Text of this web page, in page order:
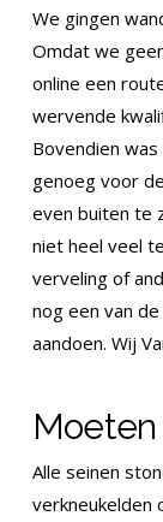
We gingen
Omdat we
online een
wervende
Bovendien
genoeg voor
even buiten te
niet heel veel
verveling of
nog een van
aandoen. Wij
Moeten
Alle seinen
verkneukelden